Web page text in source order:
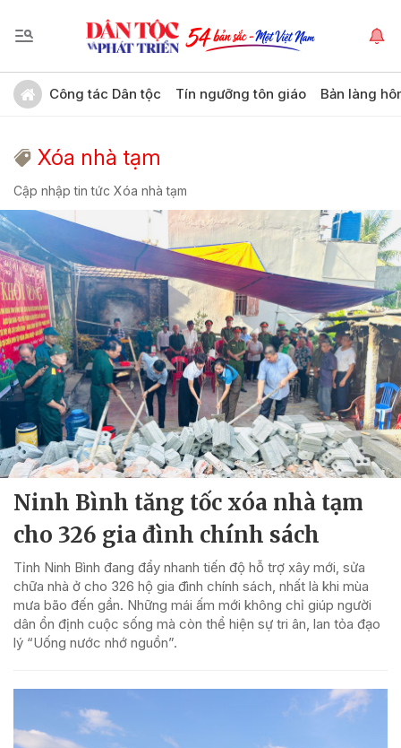
Công tác Dân tộc Tín ngưỡng tôn giáo Bản làng
Xóa nhà tạm
Cập nhập tin tức Xóa nhà tạm
Ninh Bình tăng tốc xóa nhà tạm
cho 326 gia đình chính sách
Tỉnh Ninh Bình đang đẩy nhanh tiến độ hỗ trợ xây mới, sửa
chữa nhà ở cho 326 hộ gia đình chính sách, nhất là khi mùa
mưa bão đến gần. Những mái ấm mới không chỉ giúp người
dân ổn định cuộc sống mà còn thể hiện sự tri ân, lan tỏa đạo
lý “Uống nước nhớ nguồn”.